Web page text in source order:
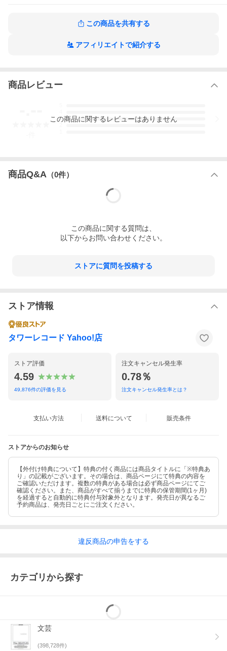
この商品を共有する
アフィリエイトで紹介する
商品レビュー
3
この商品に関するレビューはありません
商品Q&A （0件）
この商品に関する質問は、
以下からお問い合わせください。
ストアに質問を投稿する
ストア情報
タワーレコード Yahoo!店
ストア評価
4.59
49,876件の評価を見る
注文キャンセル発生率
0.78％
注文キャンセル発生率とは？
支払い方法 送料について 販売条件
ストアからのお知らせ
【外付け特典について】特典の付く商品には商品タイトルに「※特典あ
り」の記載がございます。その場合は、商品ページにて特典の内容を
ご確認いただけます。複数の特典がある場合は必ず商品ページにてご
確認ください。また、商品がすべて揃うまでに特典の保管期間(1ヶ月)
を経過すると自動的に特典付与対象外となります。発売日が異なるご
予約商品は、発売日ごとにご注文ください。
違反商品の申告をする
カテゴリから探す
文芸
(398,728件)